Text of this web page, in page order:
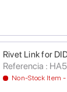
Rivet Link for
Referencia :
Non-Stock Item -